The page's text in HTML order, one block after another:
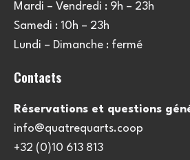
Mardi – Vendredi : 9h – 23h
Samedi : 10h – 23h
Lundi – Dimanche : fermé
Contacts
Réservations et questions
info@quatrequarts.coop
+32 (0)10 613 813